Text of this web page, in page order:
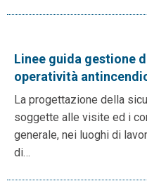
Linee guida gestione
operatività
La progettazione della
soggette alle visite ed i
generale, nei luoghi di
di…